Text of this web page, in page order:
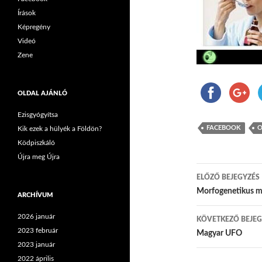
FACEBOOK
ELŐZŐ BEJEGYZÉS
Morfogenetikus
KÖVETKEZŐ
Magyar UFO
Írások
Képregény
Videó
Zene
OLDAL AJÁNLÓ
Ezisgyógyítsa
Kik ezek a hülyék a Földön?
Ködpiszkáló
Újra meg Újra
ARCHÍVUM
2026 január
2023 február
2023 január
2022 április